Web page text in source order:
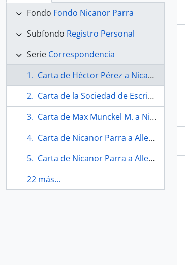
Fondo Fondo Nicanor Parra
Subfondo Registro Personal
Serie Correspondencia
Carta de Héctor Pérez a Nicanor Parra
Carta de la Sociedad de Escritores de Chile a Olga Budge
Carta de Max Munckel M. a Nicanor Para
Carta de Nicanor Parra a Allen Ginsberg
Carta de Nicanor Parra a Allen Ginsberg
22 más...